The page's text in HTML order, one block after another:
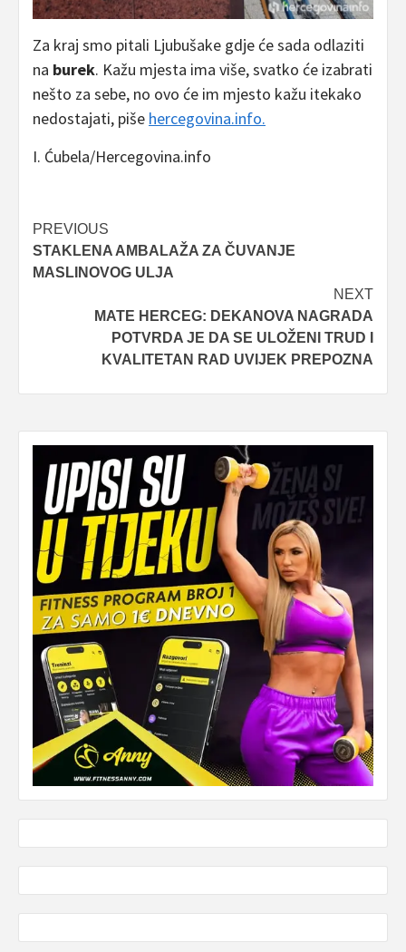
Za kraj smo pitali Ljubušake gdje će sada odlaziti
na burek. Kažu mjesta ima više, svatko će izabrati
nešto za sebe, no ovo će im mjesto kažu itekako
nedostajati, piše hercegovina.info.
I. Ćubela/Hercegovina.info
Post
navigation
PREVIOUS
STAKLENA AMBALAŽA ZA ČUVANJE
MASLINOVOG ULJA
NEXT
MATE HERCEG: DEKANOVA NAGRADA
POTVRDA JE DA SE ULOŽENI TRUD I
KVALITETAN RAD UVIJEK PREPOZNA